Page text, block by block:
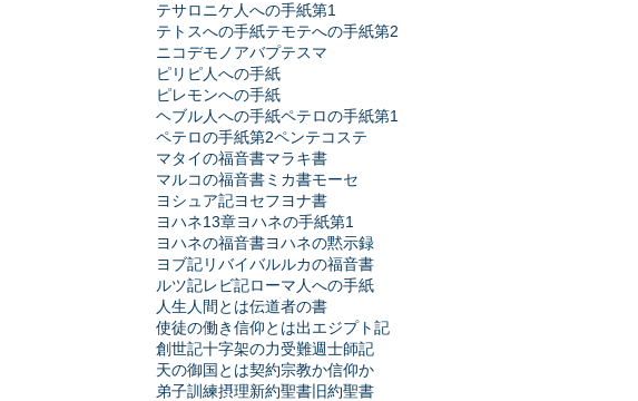
テサロニケ人への手紙第1
テトスへの手紙テモテへの手紙第2
ニコデモ ノアバプテスマ
ピリピ人への手紙
ピレモンへの手紙
ヘブル人への手紙ペテロの手紙第1
ペテロの手紙第2ペンテコステ
マタイの福音書マラキ書
マルコの福音書ミカ書モーセ
ヨシュア記ヨセフヨナ書
ヨハネ13章ヨハネの手紙第1
ヨハネの福音書ヨハネの黙示録
ヨブ記リバイバルルカの福音書
ルツ記レビ記ローマ人への手紙
人生 人間とは伝道者の書
使徒の働き信仰とは出エジプト記
創世記十字架の力受難週士師記
天の御国とは契約宗教か信仰か
弟子訓練摂理新約聖書 旧約聖書